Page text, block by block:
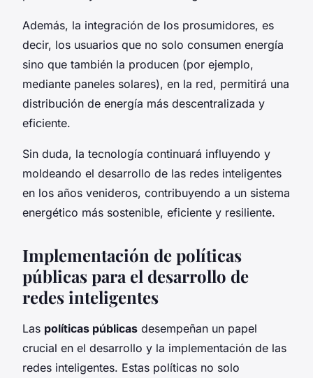
Además, la integración de los prosumidores, es
decir, los usuarios que no solo consumen energía
sino que también la producen (por ejemplo,
mediante paneles solares), en la red, permitirá una
distribución de energía más descentralizada y
eficiente.
Sin duda, la tecnología continuará influyendo y
moldeando el desarrollo de las redes inteligentes
en los años venideros, contribuyendo a un sistema
energético más sostenible, eficiente y resiliente.
Implementación de políticas
públicas para el desarrollo de
redes inteligentes
Las políticas públicas desempeñan un papel
crucial en el desarrollo y la implementación de las
redes inteligentes. Estas políticas no solo